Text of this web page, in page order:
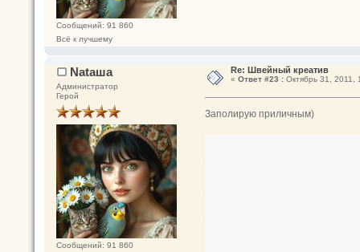
Сообщений: 91 860
Всё к лучшему
Nataшa
Администратор
Герой
Сообщений: 91 860
Re: Швейный креатив
« Ответ #23 :Октябрь 31, 2011,
Заполирую приличным)